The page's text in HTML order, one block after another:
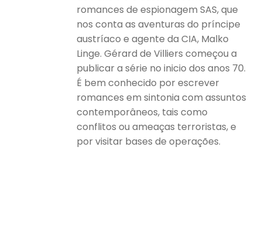
romances de espionagem SAS, que
nos conta as aventuras do príncipe
austríaco e agente da CIA, Malko
Linge. Gérard de Villiers começou a
publicar a série no inicio dos anos 70.
É bem conhecido por escrever
romances em sintonia com assuntos
contemporâneos, tais como
conflitos ou ameaças terroristas, e
por visitar bases de operações.